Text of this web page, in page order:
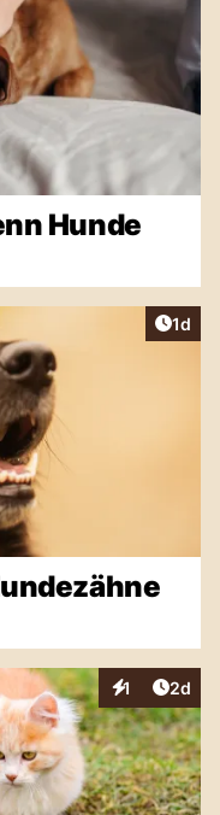
Hunde
1d
1
Interaktionen
2d